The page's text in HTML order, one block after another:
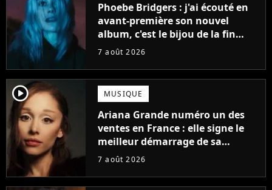
Phoebe Bridgers : j'ai écouté en
avant-première son nouvel
album, c'est le bijou de la fin
d'été
7 août 2026
player2 MUSIQUE
Ariana Grande numéro un des
ventes en France : elle signe le
meilleur démarrage de sa
carrière avec son album Petal
7 août 2026